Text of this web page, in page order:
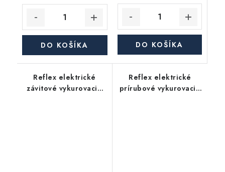
DO KOŠÍKA DO KOŠÍKA
Reflex elektrické
závitové vykurovacie
Reflex elektrické
prírubové vykurovacie